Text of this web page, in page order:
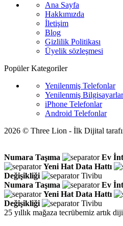
Ana Sayfa
Hakkımızda
İletişim
Blog
Gizlilik Politikası
Üyelik sözleşmesi
Popüler Kategoriler
Yenilenmiş Telefonlar
Yenilenmiş Bilgisayarlar
iPhone Telefonlar
Android Telefonlar
2026 © Three Lion - İlk Dijital
Numara Taşıma Ev
Yeni Hat Data Hattı
Değişikliği
Tivibu
Numara Taşıma
Ev
Yeni Hat Data Hattı
Değişikliği
Tivibu
25 yıllık mağaza tecrübemiz artık